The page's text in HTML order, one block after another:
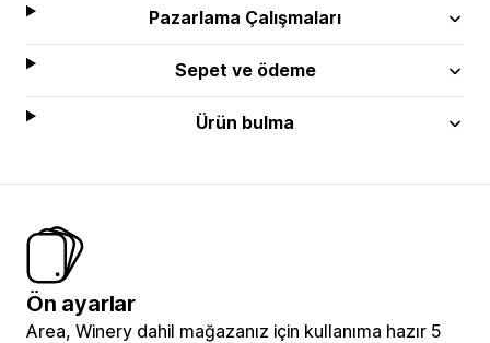
Pazarlama Çalışmaları
Sepet ve ödeme
Ürün bulma
Ön ayarlar
Area, Winery dahil mağazanız için kullanıma hazır 5